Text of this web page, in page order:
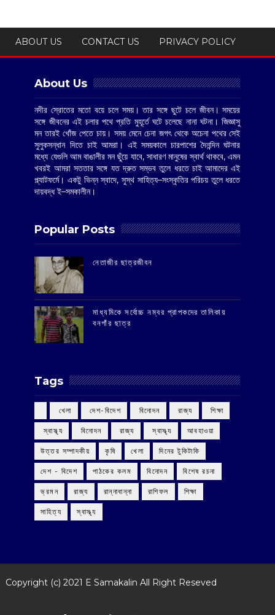
ABOUT US CONTACT US PRIVACY POLICY
About Us
নদীর স্রোতের মতো বয়ে চলে সময়। তার সঙ্গে ছুটে চলে জীবন। সময়ের
সঙ্গে জীবনের এই চলার পথে প্রতি মুহূর্তে ঘটে চলেছে নানা ঘটনা। জিজ্ঞাসু
মন তারই খোঁজ পেতে চায়। সময় মেনে চেনা জগৎ থেকে অচেনা পথের সেই
সুলুকসন্ধান দিতে চাই আমরা। এই সময়কালে চারপাশের দৈনন্দিন ঘটনার
মধ্যে যেগুলি আম বাঙালীর মন ছুঁয়ে যাবে, সাধারণ মানুষের স্বার্থ থাকবে, এমন
খবরই আমরা সততার সঙ্গে যত দ্রুত সম্ভব তুলে ধরতে চাই আমাদের এই
প্ল্যাটফর্মে। একটু ভিন্ন স্বাদে, সুস্থ সাহিত্য–সংস্কৃতির পরিচয় তুলে ধরতে
দায়বদ্ধ ই–সমকালীন।
Popular Posts
‌নেতাজীর ছাত্রজীবন
মাধ্যমিকে সর্বোচ্চ নম্বর প্রাপকদের তালিকায়
বনগাঁর ছাত্র
Tags
‌ খেলা ‌ দেশ-বিদেশ ‌ বিনোদন ‌ রাজ্য ‌ শিক্ষা
‌ স্বাস্থ্য ‌ বিনোদন ‌ রাজ্য ‌ স্বাস্থ্য আবহাওয়া
উত্তর সম্পাদকীয় কৃষি খেলা দিনের টুকিটাকি
দেশ - বিদেশ পাঠকের কলম বিনোদন বিশেষ রচনা
ভ্রমন রাজ্য রান্নাবান্না রাশিফল শিক্ষা
সাহিত্য স্বাস্থ্য
Copyright (c) 2021 E Samakalin All Right Reseved